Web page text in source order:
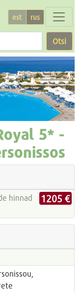
est rus
Otsi
5* -
hinnad
1205 €